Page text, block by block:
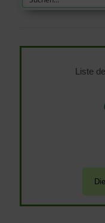
Liste